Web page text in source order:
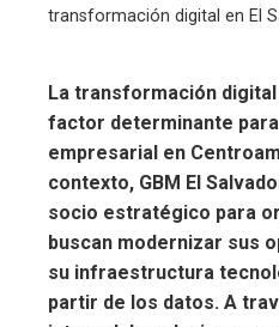
transformación digital en El
La transformación
factor determinante
empresarial en
contexto, GBM El
socio estratégico para
buscan modernizar sus
su infraestructura
partir de los datos. A